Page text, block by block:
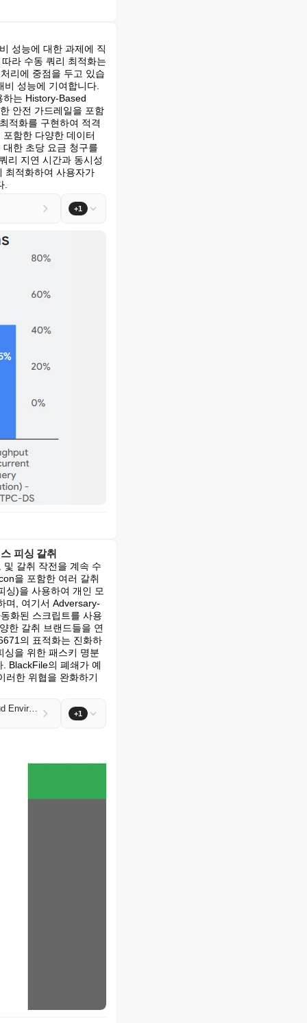
성능에 대한 과제에 직
라 수동 쿼리 최적화는
리에 중점을 두고 있습
성능에 기여합니다.
는 History-Based
안전 가드레일을 포함
적화를 구현하여 적격
함한 다양한 데이터
한 초당 요금 청구를
리 지연 시간과 동시성
최적화하여 사용자가
.
+1
피싱 갈취
갈취 작전을 계속 수
을 포함한 여러 갈취
싱)을 사용하여 개인 모
며, 여기서 Adversary-
화된 스크립트를 사용
한 갈취 브랜드들을 연
의 표적화는 진화하
싱을 위한 패스키 명분
BlackFile의 폐쇄가 예
러한 위협을 완화하기
UNC6671 Rebrands: Multi-Brand Vishing Extortion Targets Financial Services and Enterprise Cloud Environments +1